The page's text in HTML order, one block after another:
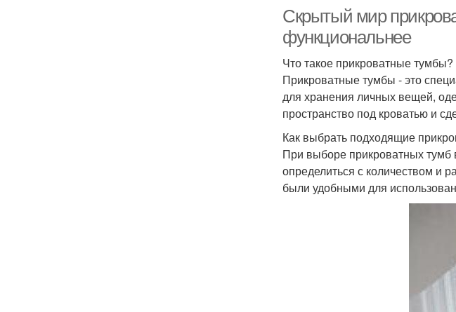
Скрытый мир
функциональнее
Что такое прикроватные тумбы?
Прикроватные тумбы - это
для хранения личных вещей,
пространство под кроватью и
Как выбрать подходящие
При выборе прикроватных тумб
определиться с количеством и
были удобными для